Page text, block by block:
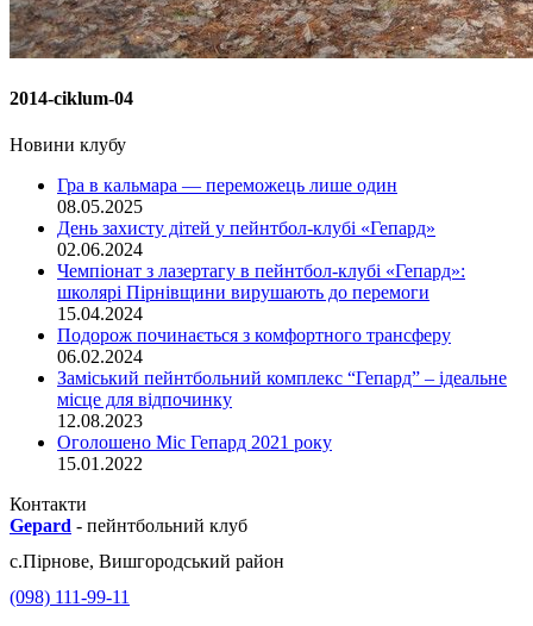
2014-ciklum-04
Новини клубу
Гра в кальмара — переможець лише один
08.05.2025
День захисту дітей у пейнтбол-клубі «Гепард»
02.06.2024
Чемпіонат з лазертагу в пейнтбол-клубі «Гепард»:
школярі Пірнівщини вирушають до перемоги
15.04.2024
Подорож починається з комфортного трансферу
06.02.2024
Заміський пейнтбольний комплекс “Гепард” – ідеальне
місце для відпочинку
12.08.2023
Оголошено Міс Гепард 2021 року
15.01.2022
Контакти
Gepard - пейнтбольний клуб
с.Пірнове, Вишгородський район
(098) 111-99-11